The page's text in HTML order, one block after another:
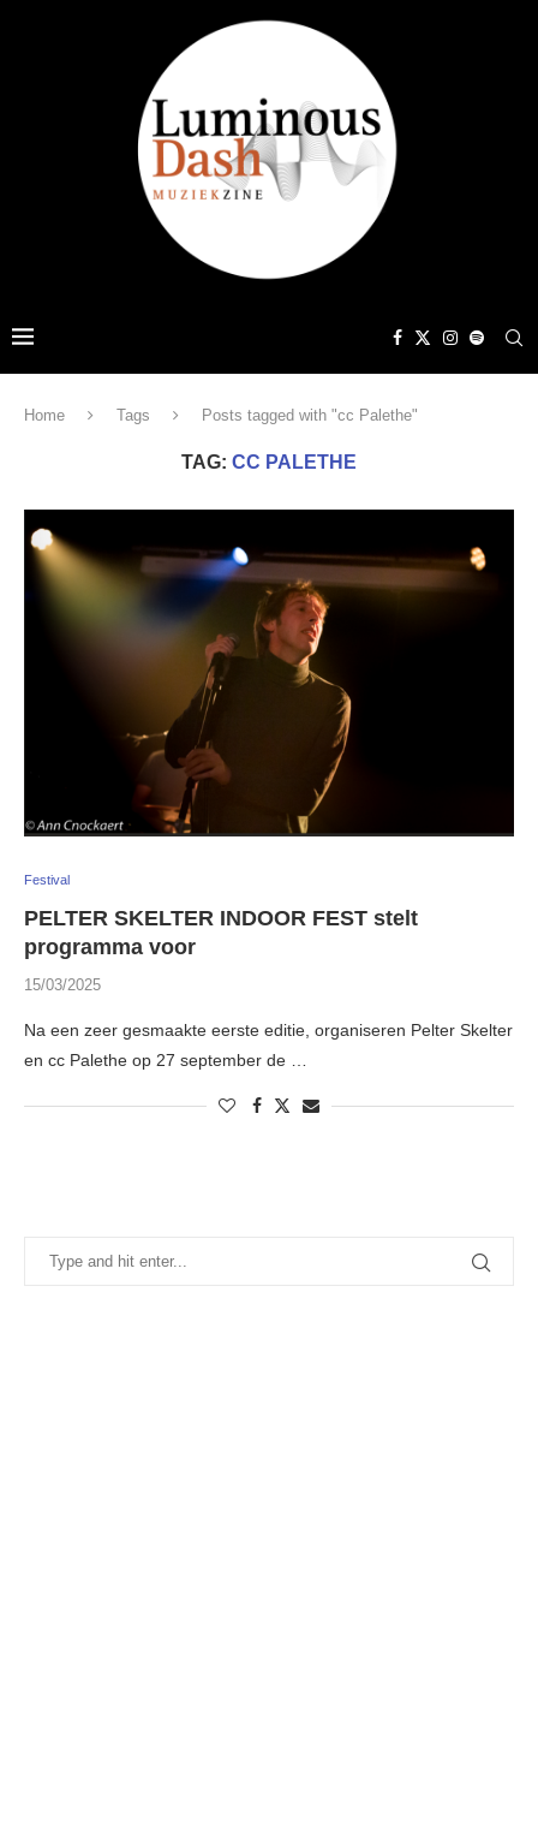
Home Tags Posts tagged with "cc Palethe"
TAG: CC PALETHE
Festival
PELTER SKELTER INDOOR FEST stelt
programma voor
15/03/2025
Na een zeer gesmaakte eerste editie, organiseren Pelter Skelter
en cc Palethe op 27 september de …